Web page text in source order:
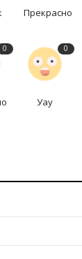
Прекрасно
0 0
Уау